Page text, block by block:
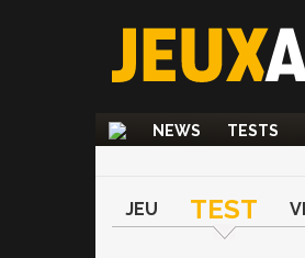
NEWS TESTS
JEU TEST